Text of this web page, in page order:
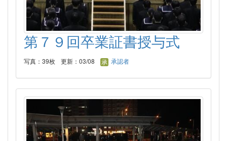
第７９回卒業証書授与式
写真：39枚 更新：03/08 承認者